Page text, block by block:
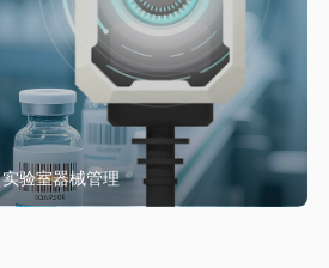
实验室器械管理